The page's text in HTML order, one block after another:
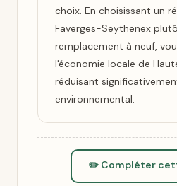
choix. En choisissant un
Faverges-Seythenex
remplacement à neuf,
l'économie locale de
réduisant
environnemental.
✏️ Compléter